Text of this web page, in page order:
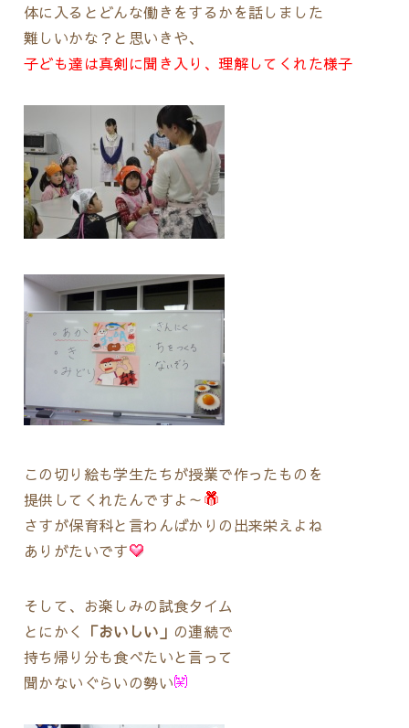
体に入るとどんな働きをするかを話しました
難しいかな？と思いきや、
子ども達は真剣に聞き入り、理解してくれた様子
この切り絵も学生たちが授業で作ったものを
提供してくれたんですよ～
さすが保育科と言わんばかりの出来栄えよね
ありがたいです
そして、お楽しみの試食タイム
とにかく
「おいしい」 の連続で
持ち帰り分も食べたいと言って
聞かないぐらいの勢い